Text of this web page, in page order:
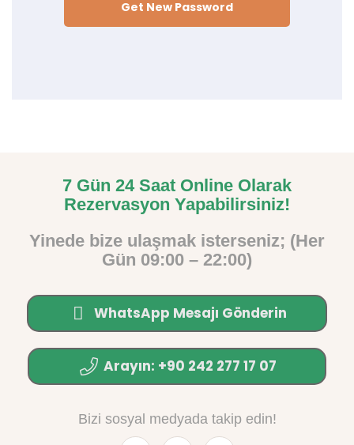
Get New Password
7 Gün 24 Saat Online Olarak
Rezervasyon Yapabilirsiniz!
Yinede bize ulaşmak isterseniz; (Her
Gün 09:00 – 22:00)
WhatsApp Mesajı Gönderin
Arayın: +90 242 277 17 07
Bizi sosyal medyada takip edin!